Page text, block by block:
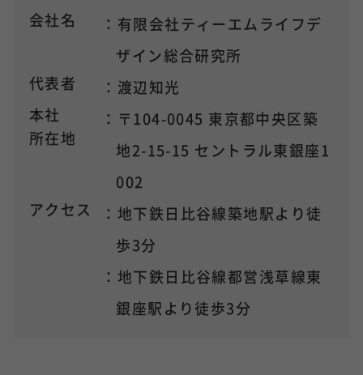
会社名
：有限会社ティーエムライフデ
ザイン総合研究所
代表者
：渡辺知光
本社
所在地
：〒104-0045 東京都中央区築
地2-15-15 セントラル東銀座1
002
アクセス
：地下鉄日比谷線築地駅より徒
歩3分
：地下鉄日比谷線都営浅草線東
銀座駅より徒歩3分